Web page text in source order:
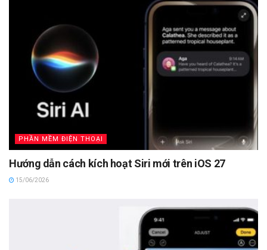
PHẦN MỀM ĐIỆN THOẠI
Hướng dẫn cách kích hoạt Siri mới trên iOS 27
15/06/2026